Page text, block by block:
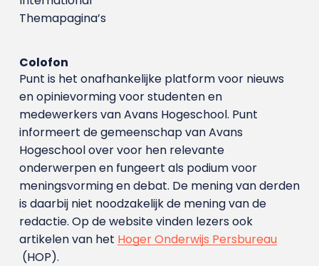
Themapagina’s
Colofon
Punt is het onafhankelijke platform voor nieuws
en opinievorming voor studenten en
medewerkers van Avans Hoge­school. Punt
informeert de gemeenschap van Avans
Hogeschool over voor hen relevante
onderwerpen en fungeert als podium voor
meningsvorming en debat. De mening van derden
is daarbij niet noodzakelijk de mening van de
redactie. Op de website vinden lezers ook
artikelen van het Hoger Onderwijs Persbureau
(HOP).